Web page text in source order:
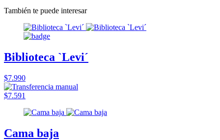
También te puede interesar
Biblioteca `Levi´
$7.990
$7.591
Cama baja